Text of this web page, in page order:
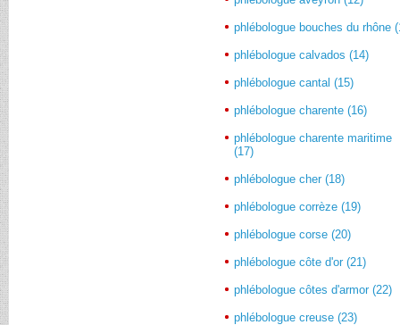
phlébologue bouches du rhône
phlébologue calvados (14)
phlébologue cantal (15)
phlébologue charente (16)
phlébologue charente maritime
(17)
phlébologue cher (18)
phlébologue corrèze (19)
phlébologue corse (20)
phlébologue côte d'or (21)
phlébologue côtes d'armor (22)
phlébologue creuse (23)